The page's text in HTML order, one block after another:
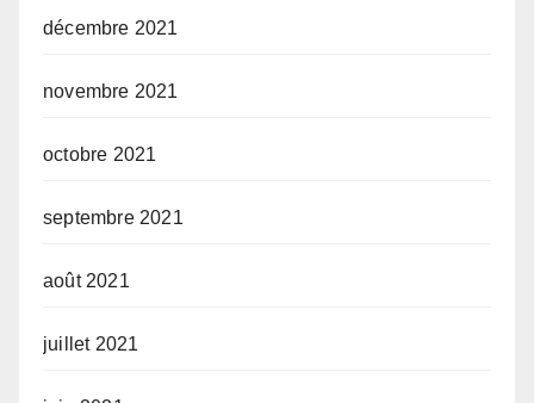
décembre 2021
novembre 2021
octobre 2021
septembre 2021
août 2021
juillet 2021